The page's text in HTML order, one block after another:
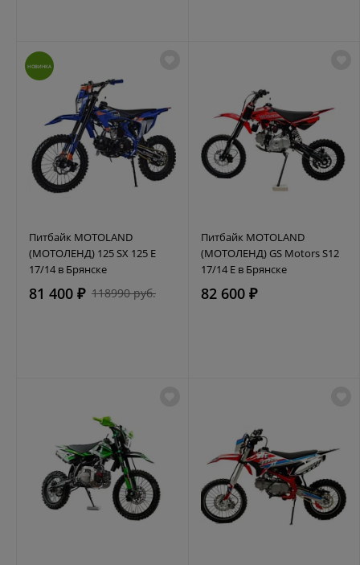
НОВИНКА
Питбайк MOTOLAND
(МОТОЛЕНД) 125 SX 125 E
17/14 в Брянске
81 400 ₽ 118990 руб.
Питбайк MOTOLAND
(МОТОЛЕНД) GS Motors S12
17/14 E в Брянске
82 600 ₽